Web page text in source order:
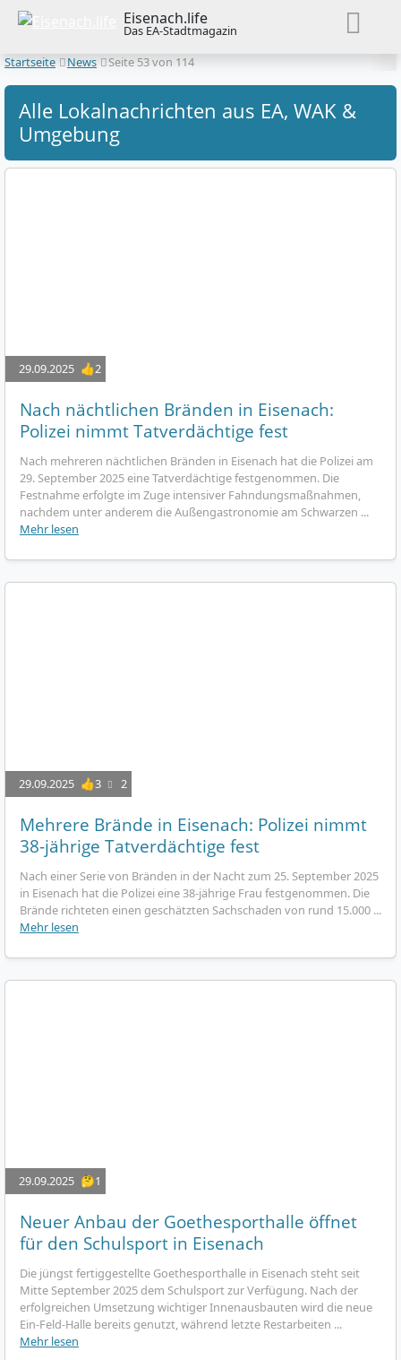
Eisenach.life
Das EA-Stadtmagazin
Startseite
News Seite 53 von 114
Alle Lokalnachrichten aus EA, WAK &
Umgebung
29.09.2025 👍2
Nach nächtlichen Bränden in Eisenach:
Polizei nimmt Tatverdächtige fest
Nach mehreren nächtlichen Bränden in Eisenach hat die Polizei am
29. September 2025 eine Tatverdächtige festgenommen. Die
Festnahme erfolgte im Zuge intensiver Fahndungsmaßnahmen,
nachdem unter anderem die Außengastronomie am Schwarzen ...
Mehr lesen
29.09.2025 👍3 2
Mehrere Brände in Eisenach: Polizei nimmt
38-jährige Tatverdächtige fest
Nach einer Serie von Bränden in der Nacht zum 25. September 2025
in Eisenach hat die Polizei eine 38-jährige Frau festgenommen. Die
Brände richteten einen geschätzten Sachschaden von rund 15.000 ...
Mehr lesen
29.09.2025 🤔1
Neuer Anbau der Goethesporthalle öffnet
für den Schulsport in Eisenach
Die jüngst fertiggestellte Goethesporthalle in Eisenach steht seit
Mitte September 2025 dem Schulsport zur Verfügung. Nach der
erfolgreichen Umsetzung wichtiger Innenausbauten wird die neue
Ein-Feld-Halle bereits genutzt, während letzte Restarbeiten ...
Mehr lesen